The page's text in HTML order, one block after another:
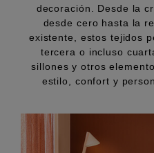
decoración. Desde la
desde cero hasta la
existente, estos tejidos
tercera o incluso
sillones y otros
estilo, confort y